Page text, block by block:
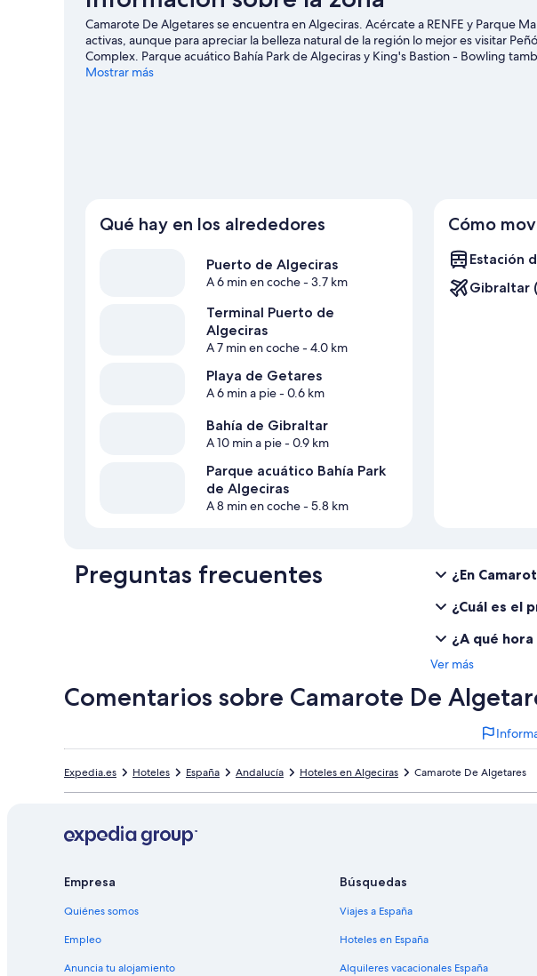
Camarote De Algetares se encuentra en Algeciras. Acércate a RENFE y Parque
activas, aunque para apreciar la belleza natural de la región lo mejor es visitar
Complex. Parque acuático Bahía Park de Algeciras y King's Bastion - Bowling
de Algeciras
Mostrar más
Qué hay en los alrededores
Puerto de Algeciras
A 6 min en coche- 3.7 km
Terminal Puerto de
Algeciras
A 7 min en coche- 4.0 km
Playa de Getares
A 6 min a pie- 0.6 km
Bahía de Gibraltar
A 10 min a pie- 0.9 km
Parque acuático Bahía Park
de Algeciras
A 8 min en coche- 5.8 km
Cómo
Estación
Gibraltar
Preguntas frecuentes
¿En
¿Cuál es el
¿A qué
Ver más
Comentarios sobre Camarote De
Camarote De Algetares
Hoteles en Algeciras
Andalucía
España
Hoteles
Expedia.es
Empresa
Quiénes somos
Empleo
Anuncia tu alojamiento
Búsquedas
Viajes a España
Hoteles en España
Alquileres vacacionales España